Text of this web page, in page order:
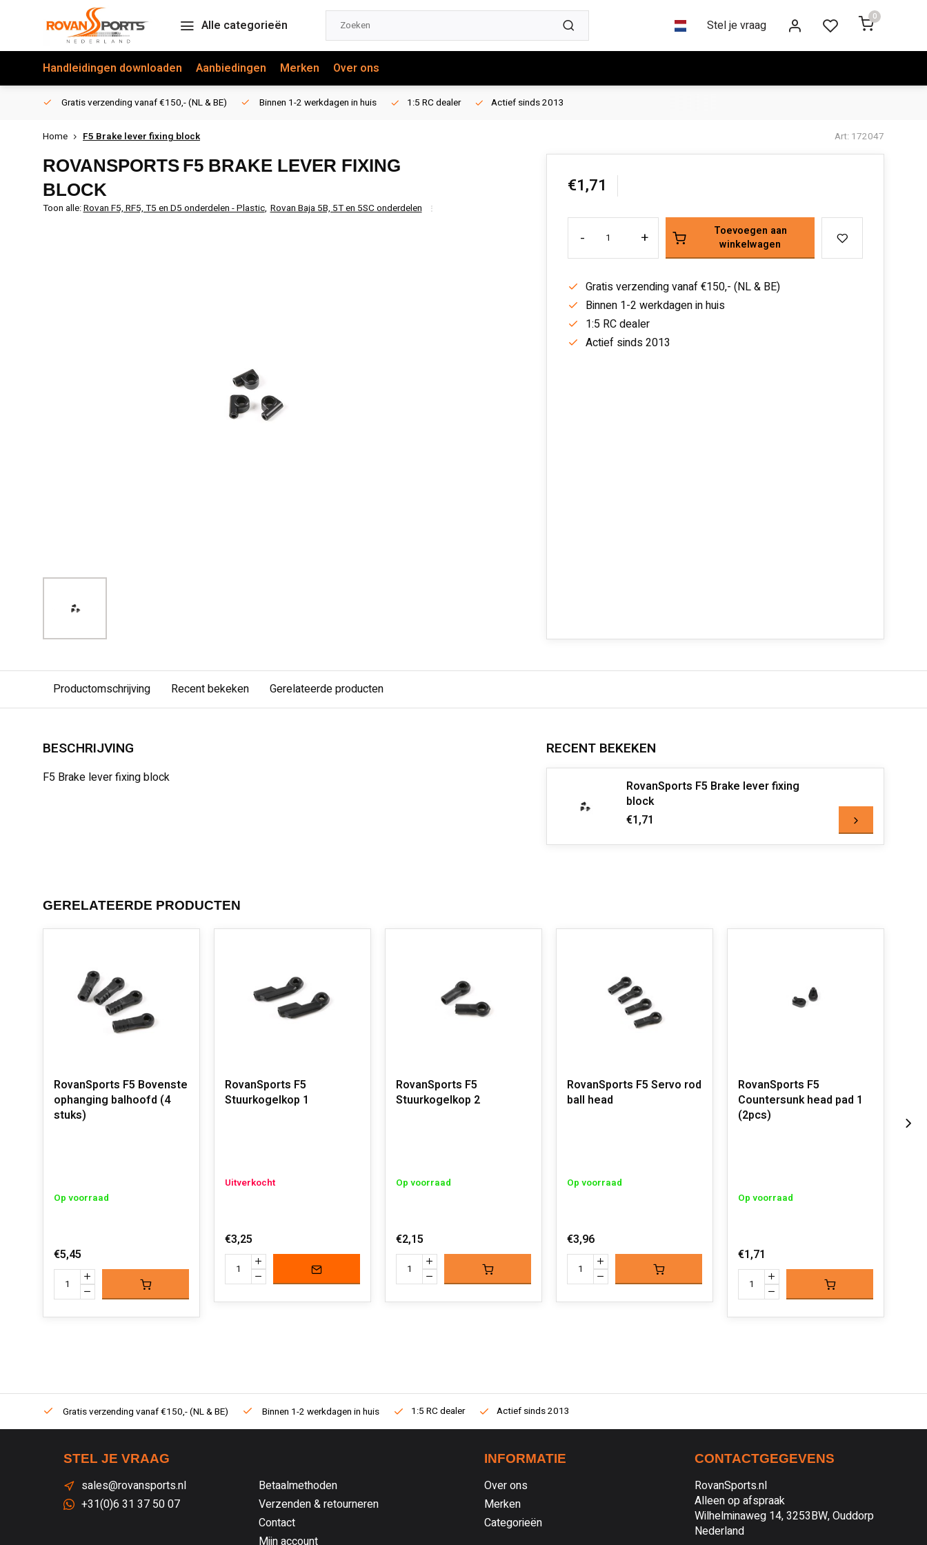
Alle categorieën Stel je vraag
0
Handleidingen downloaden Aanbiedingen Merken Over ons
Gratis verzending vanaf €150,- (NL & BE) Binnen 1-2 werkdagen in huis 1:5 RC dealer Actief sinds 2013
Home F5 Brake lever fixing block Art: 172047
ROVANSPORTS F5 BRAKE LEVER FIXING
BLOCK
Toon alle:Rovan F5, RF5, T5 en D5 onderdelen - Plastic, Rovan Baja 5B, 5T en 5SC onderdelen
€1,71
- +
Toevoegen aan
winkelwagen
Gratis verzending vanaf €150,- (NL & BE)
Binnen 1-2 werkdagen in huis
1:5 RC dealer
Actief sinds 2013
Productomschrijving Recent bekeken Gerelateerde producten
BESCHRIJVING
F5 Brake lever fixing block
RECENT BEKEKEN
RovanSports F5 Brake lever fixing
block
€1,71
GERELATEERDE PRODUCTEN
RovanSports F5 Bovenste
ophanging balhoofd (4
stuks)
Op voorraad
€5,45
RovanSports F5
Stuurkogelkop 1
Uitverkocht
€3,25
RovanSports F5
Stuurkogelkop 2
Op voorraad
€2,15
RovanSports F5 Servo rod
ball head
Op voorraad
€3,96
RovanSports F5
Countersunk head pad 1
(2pcs)
Op voorraad
€1,71
Gratis verzending vanaf €150,- (NL & BE) Binnen 1-2 werkdagen in huis 1:5 RC dealer Actief sinds 2013
STEL JE VRAAG
sales@rovansports.nl
+31(0)6 31 37 50 07
Betaalmethoden
Verzenden & retourneren
Contact
Mijn account
INFORMATIE
Over ons
Merken
Categorieën
CONTACTGEGEVENS
RovanSports.nl
Alleen op afspraak
Wilhelminaweg 14, 3253BW, Ouddorp
Nederland